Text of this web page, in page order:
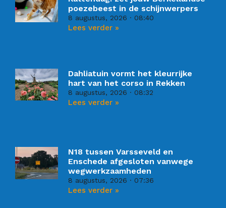
poezebeest in de schijnwerpers
8 augustus, 2026 08:40
Lees verder »
Dahliatuin vormt het kleurrijke
hart van het corso in Rekken
8 augustus, 2026 08:32
Lees verder »
N18 tussen Varsseveld en
Enschede afgesloten vanwege
wegwerkzaamheden
8 augustus, 2026 07:36
Lees verder »